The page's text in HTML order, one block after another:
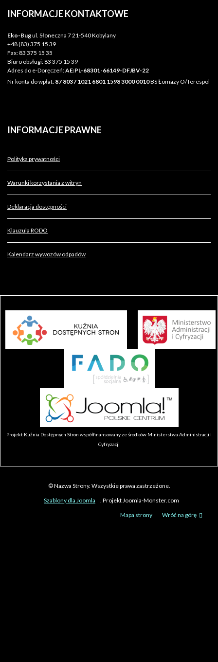
INFORMACJE KONTAKTOWE
Eko-Bugul. Słoneczna 7 21-540 Kobylany
+48 (83) 375 15 39
Fax:83 375 15 35
Biuro obsługi:83 375 15 39
Adres do e-Doręczeń:AE:PL-68301-66149-DFJBV-22
Nr konta do wpłat: 87 8037 1021 6801 1598 3000 0010BS Łomazy O/Terespol
INFORMACJE PRAWNE
Polityka prywatności
Warunki korzystania z witryn
Deklaracja dostępności
Klauzula RODO
Kalendarz wywozów odpadów
Projekt Kuźnia Dostępnych Stron współfinansowany ze środków Ministerstwa Administracji i
Cyfryzacji
© Nazwa Strony. Wszystkie prawa zastrzeżone.
Szablony dla Joomla
. Projekt Joomla-Monster.com
Mapa strony
Wróć na górę